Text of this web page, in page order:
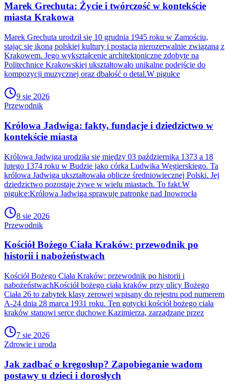
Marek Grechuta: Życie i twórczość w kontekście
miasta Krakowa
Marek Grechuta urodził się 10 grudnia 1945 roku w Zamościu,
stając się ikoną polskiej kultury i postacią nierozerwalnie związaną z
Krakowem. Jego wykształcenie architektoniczne zdobyte na
Politechnice Krakowskiej ukształtowało unikalne podejście do
kompozycji muzycznej oraz dbałość o detal.W pigułce
9 sie 2026
Przewodnik
Królowa Jadwiga: fakty, fundacje i dziedzictwo w
kontekście miasta
Królowa Jadwiga urodziła się między 03 października 1373 a 18
lutego 1374 roku w Budzie jako córka Ludwika Węgierskiego. Ta
królowa Jadwiga ukształtowała oblicze średniowiecznej Polski. Jej
dziedzictwo pozostaje żywe w wielu miastach. To fakt.W
pigułce:Królowa Jadwiga sprawuje patronkę nad Inowrocła
8 sie 2026
Przewodnik
Kościół Bożego Ciała Kraków: przewodnik po
historii i nabożeństwach
Kościół Bożego Ciała Kraków: przewodnik po historii i
nabożeństwachKościół bożego ciała kraków przy ulicy Bożego
Ciała 26 to zabytek klasy zerowej wpisany do rejestru pod numerem
A-24 dnia 28 marca 1931 roku. Ten gotycki kościół bożego ciała
kraków stanowi serce duchowe Kazimierza, zarządzane przez
7 sie 2026
Zdrowie i uroda
Jak zadbać o kręgosłup? Zapobieganie wadom
postawy u dzieci i dorosłych